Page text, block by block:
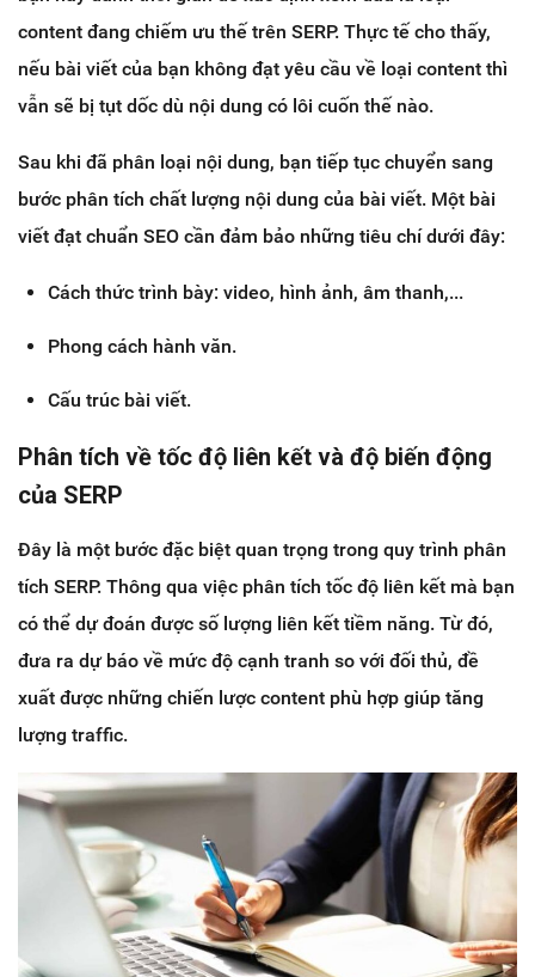
content đang chiếm ưu thế trên SERP. Thực tế cho thấy,
nếu bài viết của bạn không đạt yêu cầu về loại content thì
vẫn sẽ bị tụt dốc dù nội dung có lôi cuốn thế nào.
Sau khi đã phân loại nội dung, bạn tiếp tục chuyển sang
bước phân tích chất lượng nội dung của bài viết. Một bài
viết đạt chuẩn SEO cần đảm bảo những tiêu chí dưới đây:
Cách thức trình bày: video, hình ảnh, âm thanh,...
Phong cách hành văn.
Cấu trúc bài viết.
Phân tích về tốc độ liên kết và độ biến động
của SERP
Đây là một bước đặc biệt quan trọng trong quy trình phân
tích SERP. Thông qua việc phân tích tốc độ liên kết mà bạn
có thể dự đoán được số lượng liên kết tiềm năng. Từ đó,
đưa ra dự báo về mức độ cạnh tranh so với đối thủ, đề
xuất được những chiến lược content phù hợp giúp tăng
lượng traffic.